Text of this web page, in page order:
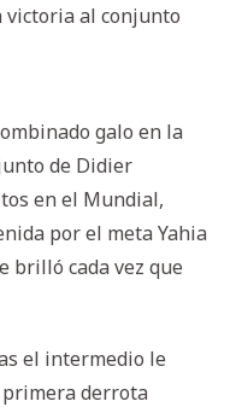
victoria al conjunto
galo en la
de Didier
en el Mundial,
por el meta Yahia
brilló cada vez que
el intermedio le
primera derrota